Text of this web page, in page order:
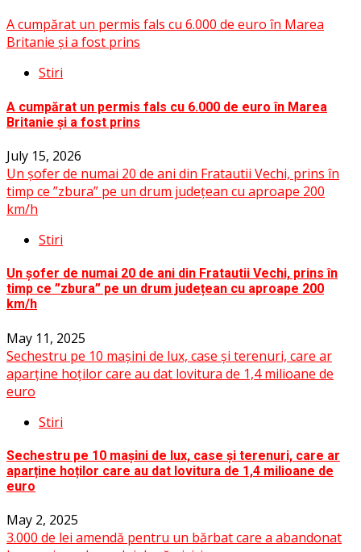
A cumpărat un permis fals cu 6.000 de euro în Marea
Britanie și a fost prins
Stiri
A cumpărat un permis fals cu 6.000 de euro în Marea
Britanie și a fost prins
July 15, 2026
Un șofer de numai 20 de ani din Fratautii Vechi, prins în
timp ce ”zbura” pe un drum județean cu aproape 200
km/h
Stiri
Un șofer de numai 20 de ani din Fratautii Vechi, prins în
timp ce ”zbura” pe un drum județean cu aproape 200
km/h
May 11, 2025
Sechestru pe 10 mașini de lux, case și terenuri, care ar
aparține hoților care au dat lovitura de 1,4 milioane de
euro
Stiri
Sechestru pe 10 mașini de lux, case și terenuri, care ar
aparține hoților care au dat lovitura de 1,4 milioane de
euro
May 2, 2025
3.000 de lei amendă pentru un bărbat care a abandonat